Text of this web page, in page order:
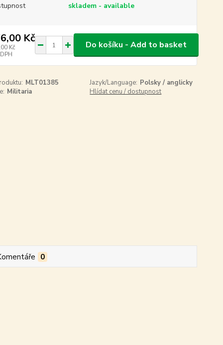
skladem - available
Kč
Kč
Do košíku - Add to basket
MLT01385 Jazyk/Language: Polsky / anglicky
Militaria Hlídat cenu / dostupnost
0